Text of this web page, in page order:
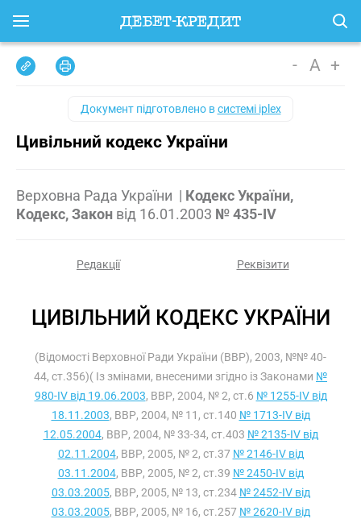
- A +
Документ підготовлено всистемі iplex
Цивільний кодекс України
Верховна Рада України | Кодекс України,
Кодекс, Закон від 16.01.2003 № 435-IV
Редакції Реквізити
ЦИВІЛЬНИЙ КОДЕКС УКРАЇНИ
(Відомості Верховної Ради України (ВВР), 2003, №№ 40-
44, ст.356)( Із змінами, внесеними згідно із Законами №
980-IV від 19.06.2003, ВВР, 2004, № 2, ст.6 № 1255-IV від
18.11.2003, ВВР, 2004, № 11, ст.140 № 1713-IV від
12.05.2004, ВВР, 2004, № 33-34, ст.403 № 2135-IV від
02.11.2004, ВВР, 2005, № 2, ст.37 № 2146-IV від
03.11.2004, ВВР, 2005, № 2, ст.39 № 2450-IV від
03.03.2005, ВВР, 2005, № 13, ст.234 № 2452-IV від
03.03.2005, ВВР, 2005, № 16, ст.257 № 2620-IV від